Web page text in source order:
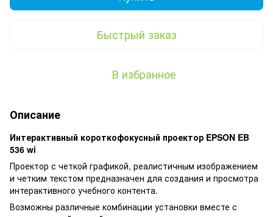
Быстрый заказ
В избранное
Описание
Интерактивный короткофокусный проектор EPSON EB
536 wi
Проектор с четкой графикой, реалистичным изображением
и четким текстом предназначен для создания и просмотра
интерактивного учебного контента.
Возможны различные комбинации установки вместе с